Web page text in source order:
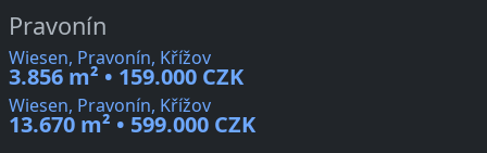
Pravonín
Wiesen, Pravonín, Křížov
3.856 m² • 159.000 CZK
Wiesen, Pravonín, Křížov
13.670 m² • 599.000 CZK